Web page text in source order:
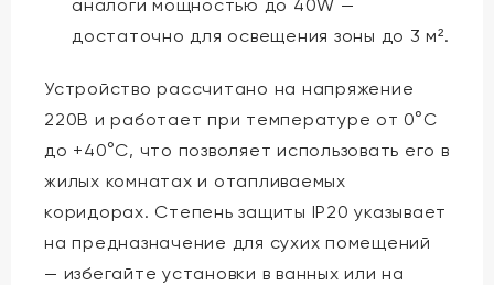
аналоги мощностью до 40W —
достаточно для освещения зоны до 3 м².
Устройство рассчитано на напряжение
220В и работает при температуре от 0°C
до +40°C, что позволяет использовать его в
жилых комнатах и отапливаемых
коридорах. Степень защиты IP20 указывает
на предназначение для сухих помещений
— избегайте установки в ванных или на